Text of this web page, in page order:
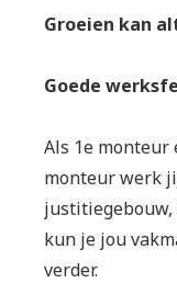
Groeien kan
Goede
Als 1e monteur
monteur werk
justitiegebouw,
kun je jou
verder.